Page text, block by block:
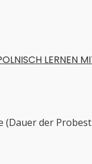
LERNEN
(Dauer der